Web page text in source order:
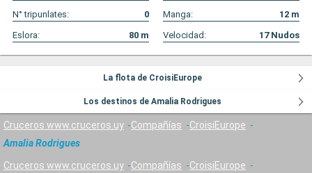
N° tripunlates:
0 Manga: 12 m
Eslora:
80 m Velocidad: 17 Nudos
La flota de CroisiEurope
Los destinos de Amalia Rodrigues
Cruceros www.cruceros.uy Compañías
CroisiEurope
Amalia Rodrigues
Cruceros www.cruceros.uy Compañías
CroisiEurope